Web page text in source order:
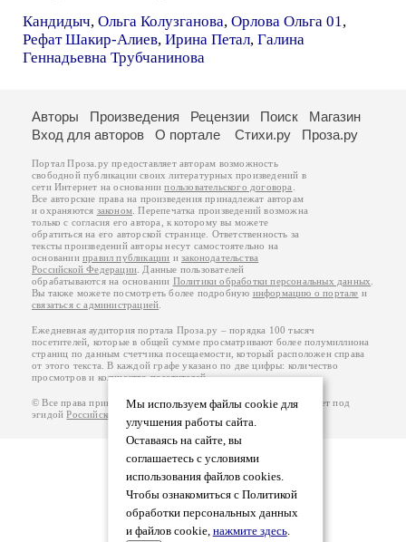
Кандидыч, Ольга Колузганова, Орлова Ольга 01,
Рефат Шакир-Алиев, Ирина Петал, Галина
Геннадьевна Трубчанинова
Мы используем файлы cookie для
улучшения работы сайта.
Оставаясь на сайте, вы
соглашаетесь с условиями
использования файлов cookies.
Чтобы ознакомиться с Политикой
обработки персональных данных
и файлов cookie, нажмите здесь.
Авторы Произведения Рецензии Поиск
Магазин
Вход для авторов
О портале Стихи.ру Проза.ру
Портал Проза.ру предоставляет авторам возможность
свободной публикации своих литературных произведений в
сети Интернет на основаниипользовательского договора
Все авторские права на произведения принадлежат авторам
и охраняются законом . Перепечатка произведений возможна
только с согласия его автора, к которому вы можете
обратиться на его авторской странице. Ответственность за
тексты произведений авторы несут самостоятельно на
основанииправил публикации изаконодательства
Российской Федерации . Данные пользователей
обрабатываются на основании Политики обработки персональных данных
Вы также можете посмотреть более подробную информацию о портале и
связаться с администрацией
Ежедневная аудитория портала Проза.ру – порядка 100 тысяч
посетителей, которые в общей сумме просматривают более полумиллиона
страниц по данным счетчика посещаемости, который расположен справа
от этого текста. В каждой графе указано по две цифры: количество
просмотров и количество посетителей.
© Все права принадлежат авторам, 2000-2026. Портал работает под
эгидойРоссийского союза писателей